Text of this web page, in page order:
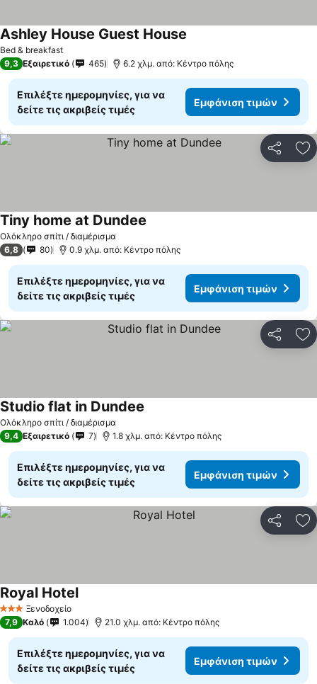
Bed & breakfast
Ashley House Guest House
9,3 Εξαιρετικό 465 6.2 χλμ. από: Κέντρο πόλης
Επιλέξτε ημερομηνίες, για να
δείτε τις ακριβείς τιμές
Εμφάνιση τιμών
Ολόκληρο σπίτι / διαμέρισμα
Tiny home at Dundee
6,8 80 0.9 χλμ. από: Κέντρο πόλης
Επιλέξτε ημερομηνίες, για να
δείτε τις ακριβείς τιμές
Εμφάνιση τιμών
Ολόκληρο σπίτι / διαμέρισμα
Studio flat in Dundee
9,4 Εξαιρετικό 7 1.8 χλμ. από: Κέντρο πόλης
Επιλέξτε ημερομηνίες, για να
δείτε τις ακριβείς τιμές
Εμφάνιση τιμών
3 ΑστέριαΞενοδοχείο
Royal HotelΕμφάνιση τιμών
7,9 Καλό 1.004 21.0 χλμ. από: Κέντρο πόλης
Επιλέξτε ημερομηνίες, για να
δείτε τις ακριβείς τιμές
Εμφάνιση τιμών